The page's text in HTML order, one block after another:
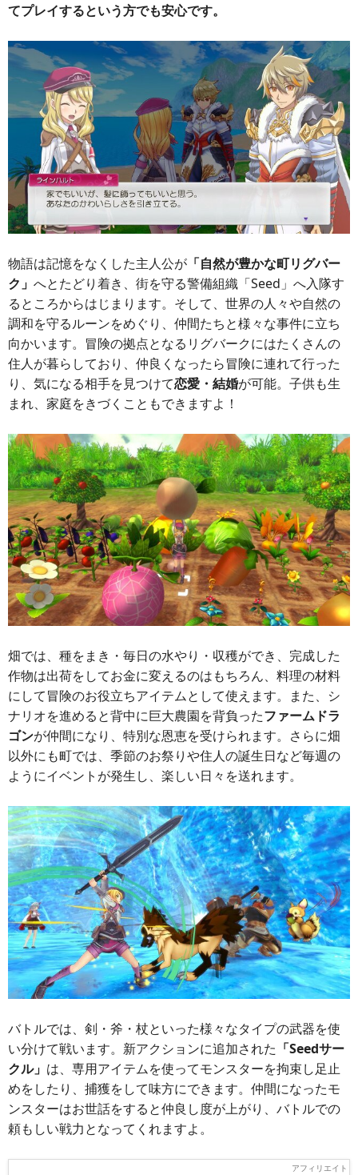
てプレイするという方でも安心です。
物語は記憶をなくした主人公が 「自然が豊かな町リグバー
ク」 へとたどり着き、街を守る警備組織「Seed」へ入隊す
るところからはじまります。そして、世界の人々や自然の
調和を守るルーンをめぐり、仲間たちと様々な事件に立ち
向かいます。冒険の拠点となるリグバークにはたくさんの
住人が暮らしており、仲良くなったら冒険に連れて行った
り、気になる相手を見つけて恋愛・結婚が可能。子供も生
まれ、家庭をきづくこともできますよ！
畑では、種をまき・毎日の水やり・収穫ができ、完成した
作物は出荷をしてお金に変えるのはもちろん、料理の材料
にして冒険のお役立ちアイテムとして使えます。また、シ
ナリオを進めると背中に巨大農園を背負ったファームドラ
ゴンが仲間になり、特別な恩恵を受けられます。さらに畑
以外にも町では、季節のお祭りや住人の誕生日など毎週の
ようにイベントが発生し、楽しい日々を送れます。
バトルでは、剣・斧・杖といった様々なタイプの武器を使
い分けて戦います。新アクションに追加された 「Seedサー
クル」 は、専用アイテムを使ってモンスターを拘束し足止
めをしたり、捕獲をして味方にできます。仲間になったモ
ンスターはお世話をすると仲良し度が上がり、バトルでの
頼もしい戦力となってくれますよ。